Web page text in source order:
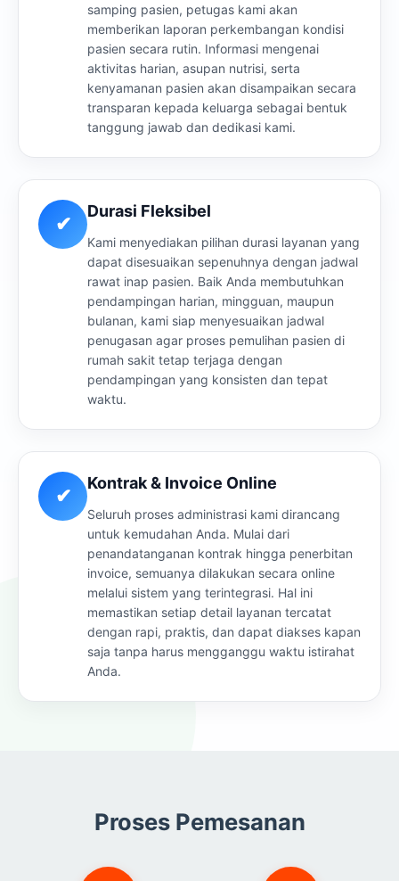
samping pasien, petugas kami akan
memberikan laporan perkembangan kondisi
pasien secara rutin. Informasi mengenai
aktivitas harian, asupan nutrisi, serta
kenyamanan pasien akan disampaikan secara
transparan kepada keluarga sebagai bentuk
tanggung jawab dan dedikasi kami.
✔
Durasi Fleksibel
Kami menyediakan pilihan durasi layanan yang
dapat disesuaikan sepenuhnya dengan jadwal
rawat inap pasien. Baik Anda membutuhkan
pendampingan harian, mingguan, maupun
bulanan, kami siap menyesuaikan jadwal
penugasan agar proses pemulihan pasien di
rumah sakit tetap terjaga dengan
pendampingan yang konsisten dan tepat
waktu.
✔
Kontrak & Invoice Online
Seluruh proses administrasi kami dirancang
untuk kemudahan Anda. Mulai dari
penandatanganan kontrak hingga penerbitan
invoice, semuanya dilakukan secara online
melalui sistem yang terintegrasi. Hal ini
memastikan setiap detail layanan tercatat
dengan rapi, praktis, dan dapat diakses kapan
saja tanpa harus mengganggu waktu istirahat
Anda.
Proses Pemesanan